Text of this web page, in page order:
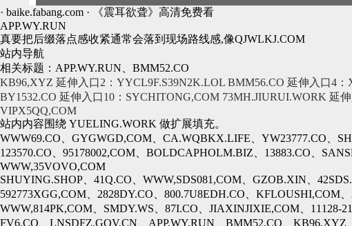
· baike.fabang.com · 《震耳欲聋》高清免费看
APP.WY.RUN
真要把后缀落点感收紧通常会落到现场路线感,像QJWLKJ.COM
站内导航
相关标题：APP.WY.RUN、BMM52.CO
KB96,XYZ 延伸入口2：YYCL9F.S39N2K.LOL BMM56.CO 延伸入口4
BY1532.CO 延伸入口10：SYCHITONG,COM 73MH.JIURUI.WORK 延
VIPX5QQ,COM
站内内容围绕 YUELING.WORK 做扩展填充。
WWW69.CO、GYGWGD,COM、CA.WQBKX.LIFE、YW23777.CO、
123570.CO、95178002,COM、BOLDCAPHOLM.BIZ、13883.CO、
WWW,35VOVO,COM
SHUYING.SHOP、41Q.CO、WWW,SDS081,COM、GZOB.XIN、
592773XGG,COM、2828DY.CO、800.7U8EDH.CO、KFLOUSHI,COM
WWW,814PK,COM、SMDY.WS、87I.CO、JIAXINJIXIE,COM、
FV6.CO、LNSDFZ,GOV,CN、APP.WY.RUN、BMM52.CO、